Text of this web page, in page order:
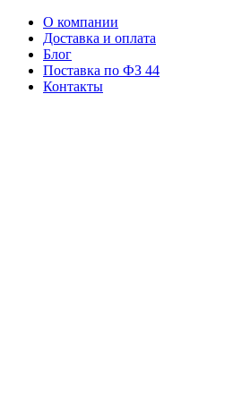
О компании
Доставка и оплата
Блог
Поставка по ФЗ 44
Контакты